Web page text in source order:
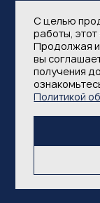
КОМПАНИЯ
С целью
работы,
Продолжая
вы
получения
Политикой